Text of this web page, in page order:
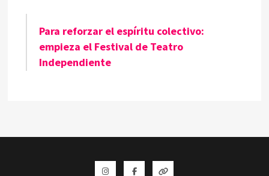
Para reforzar el espíritu colectivo:
empieza el Festival de Teatro
Independiente
InstagramFacebookWhatsapp